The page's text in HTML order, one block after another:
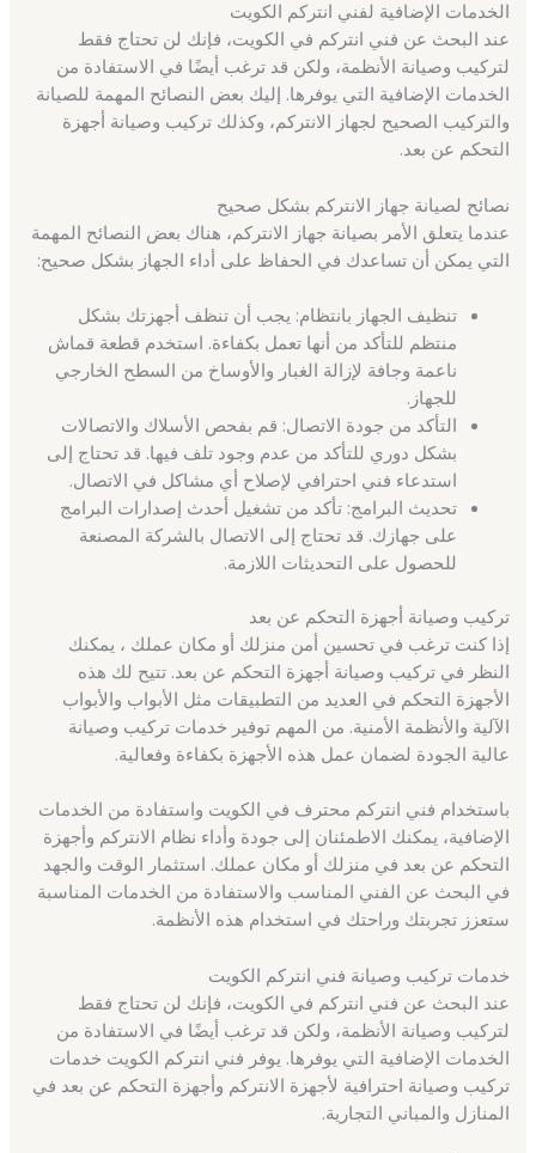
الخدمات الإضافية لفني انتركم الكويت
عند البحث عن فني انتركم في الكويت، فإنك لن تحتاج فقط
لتركيب وصيانة الأنظمة، ولكن قد ترغب أيضًا في الاستفادة من
الخدمات الإضافية التي يوفرها. إليك بعض النصائح المهمة للصيانة
والتركيب الصحيح لجهاز الانتركم، وكذلك تركيب وصيانة أجهزة
التحكم عن بعد.
نصائح لصيانة جهاز الانتركم بشكل صحيح
عندما يتعلق الأمر بصيانة جهاز الانتركم، هناك بعض النصائح المهمة
التي يمكن أن تساعدك في الحفاظ على أداء الجهاز بشكل صحيح:
تنظيف الجهاز بانتظام: يجب أن تنظف أجهزتك بشكل
منتظم للتأكد من أنها تعمل بكفاءة. استخدم قطعة قماش
ناعمة وجافة لإزالة الغبار والأوساخ من السطح الخارجي
للجهاز.
التأكد من جودة الاتصال: قم بفحص الأسلاك والاتصالات
بشكل دوري للتأكد من عدم وجود تلف فيها. قد تحتاج إلى
استدعاء فني احترافي لإصلاح أي مشاكل في الاتصال.
تحديث البرامج: تأكد من تشغيل أحدث إصدارات البرامج
على جهازك. قد تحتاج إلى الاتصال بالشركة المصنعة
للحصول على التحديثات اللازمة.
تركيب وصيانة أجهزة التحكم عن بعد
إذا كنت ترغب في تحسين أمن منزلك أو مكان عملك ، يمكنك
النظر في تركيب وصيانة أجهزة التحكم عن بعد. تتيح لك هذه
الأجهزة التحكم في العديد من التطبيقات مثل الأبواب والأبواب
الآلية والأنظمة الأمنية. من المهم توفير خدمات تركيب وصيانة
عالية الجودة لضمان عمل هذه الأجهزة بكفاءة وفعالية.
باستخدام فني انتركم محترف في الكويت واستفادة من الخدمات
الإضافية، يمكنك الاطمئنان إلى جودة وأداء نظام الانتركم وأجهزة
التحكم عن بعد في منزلك أو مكان عملك. استثمار الوقت والجهد
في البحث عن الفني المناسب والاستفادة من الخدمات المناسبة
ستعزز تجربتك وراحتك في استخدام هذه الأنظمة.
خدمات تركيب وصيانة فني انتركم الكويت
عند البحث عن فني انتركم في الكويت، فإنك لن تحتاج فقط
لتركيب وصيانة الأنظمة، ولكن قد ترغب أيضًا في الاستفادة من
الخدمات الإضافية التي يوفرها. يوفر فني انتركم الكويت خدمات
تركيب وصيانة احترافية لأجهزة الانتركم وأجهزة التحكم عن بعد في
المنازل والمباني التجارية.